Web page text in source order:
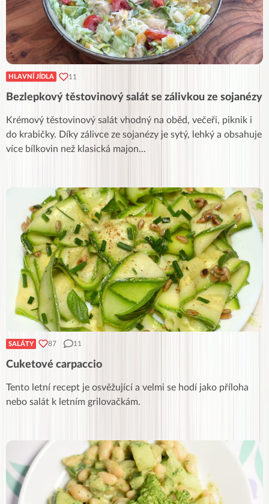
HLAVNÍ JÍDLA 11
Bezlepkový těstovinový salát se zálivkou ze sojanézy
Krémový těstovinový salát vhodný na oběd, večeři, piknik i
do krabičky. Díky zálivce ze sojanézy je sytý, lehký a obsahuje
více bílkovin než klasická majon...
SALÁTY 87 11
Cuketové carpaccio
Tento letní recept je osvěžující a velmi se hodí jako příloha
nebo salát k letním grilovačkám.